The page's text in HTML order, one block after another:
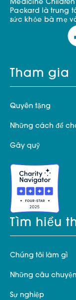
Medicine
Packard là trung
sức khỏe bà mẹ
Tham gia
Quyên tặng
Những cách để
Gây quỹ
Tìm hiểu
Chúng tôi làm gì
Những câu
Sự nghiệp